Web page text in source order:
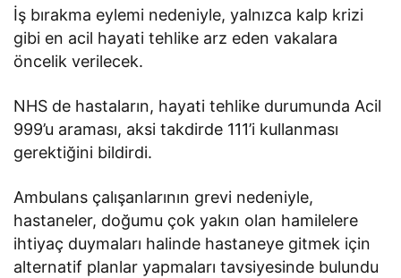
İş bırakma eylemi nedeniyle, yalnızca kalp krizi
gibi en acil hayati tehlike arz eden vakalara
öncelik verilecek.
NHS de hastaların, hayati tehlike durumunda Acil
999’u araması, aksi takdirde 111’i kullanması
gerektiğini bildirdi.
Ambulans çalışanlarının grevi nedeniyle,
hastaneler, doğumu çok yakın olan hamilelere
ihtiyaç duymaları halinde hastaneye gitmek için
alternatif planlar yapmaları tavsiyesinde bulundu